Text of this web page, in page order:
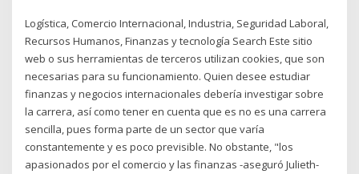
Logística, Comercio Internacional, Industria, Seguridad Laboral,
Recursos Humanos, Finanzas y tecnología Search Este sitio
web o sus herramientas de terceros utilizan cookies, que son
necesarias para su funcionamiento. Quien desee estudiar
finanzas y negocios internacionales debería investigar sobre
la carrera, así como tener en cuenta que es no es una carrera
sencilla, pues forma parte de un sector que varía
constantemente y es poco previsible. No obstante, "los
apasionados por el comercio y las finanzas -aseguró Julieth-